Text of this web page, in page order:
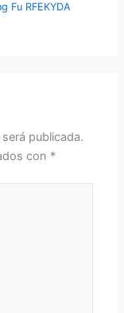
Fu RFEKYDA
publicada.
con *